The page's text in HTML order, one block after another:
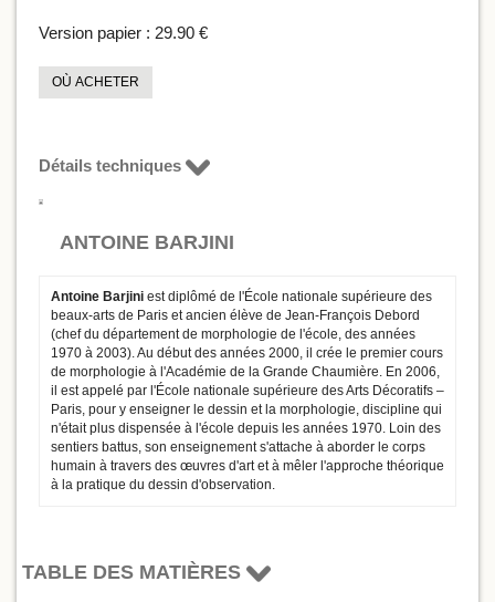
Version papier : 29.90 €
OÙ ACHETER
Détails techniques
ANTOINE BARJINI
Antoine Barjini est diplômé de l'École nationale supérieure des
beaux-arts de Paris et ancien élève de Jean-François Debord
(chef du département de morphologie de l'école, des années
1970 à 2003). Au début des années 2000, il crée le premier cours
de morphologie à l'Académie de la Grande Chaumière. En 2006,
il est appelé par l'École nationale supérieure des Arts Décoratifs –
Paris, pour y enseigner le dessin et la morphologie, discipline qui
n'était plus dispensée à l'école depuis les années 1970. Loin des
sentiers battus, son enseignement s'attache à aborder le corps
humain à travers des œuvres d'art et à mêler l'approche théorique
à la pratique du dessin d'observation.
TABLE DES MATIÈRES